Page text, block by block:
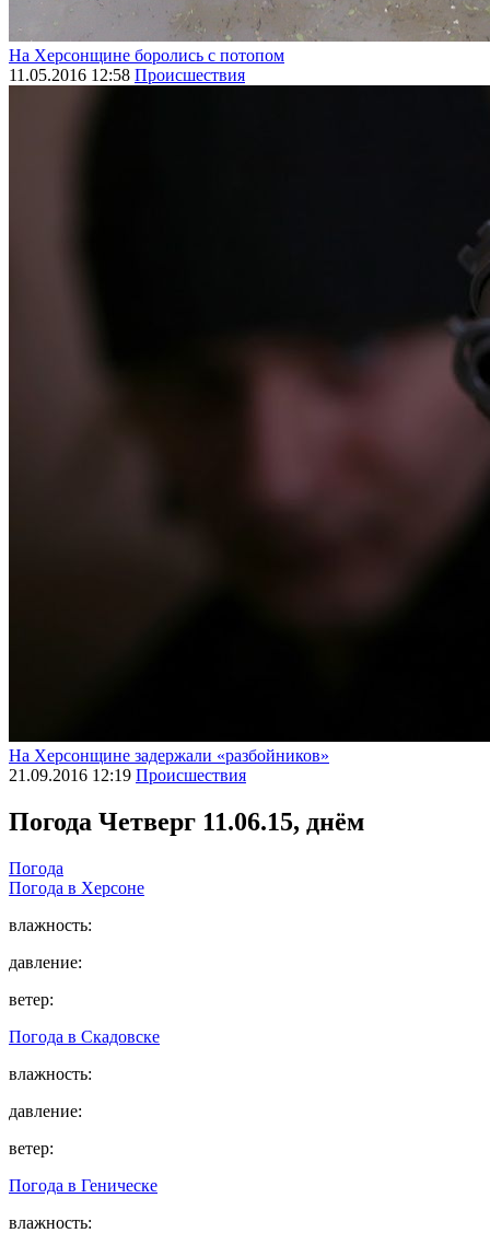
На Херсонщине боролись с потопом
11.05.2016 12:58 Происшествия
На Херсонщине задержали «разбойников»
21.09.2016 12:19 Происшествия
Погода Четверг 11.06.15, днём
Погода
Погода в Херсоне
влажность:
давление:
ветер:
Погода в Скадовске
влажность:
давление:
ветер:
Погода в Геническе
влажность: